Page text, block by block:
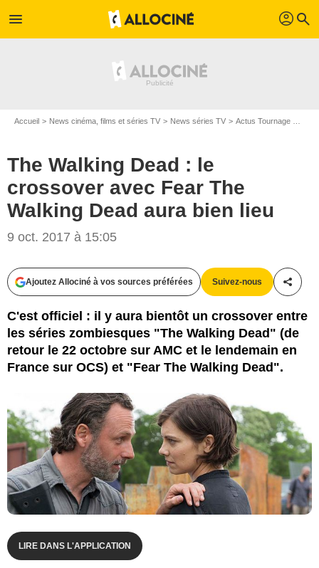
menu profil search
Accueil News cinéma, films et séries TV News séries TV Actus Tournage Séries TV
The Walking Dead : le
crossover avec Fear The
Walking Dead aura bien lieu
9 oct. 2017 à 15:05
Ajoutez Allociné à vos sources préférées Suivez-nous
C'est officiel : il y aura bientôt un crossover entre
les séries zombiesques "The Walking Dead" (de
retour le 22 octobre sur AMC et le lendemain en
France sur OCS) et "Fear The Walking Dead".
Gene Page/AMC
LIRE DANS L'APPLICATION